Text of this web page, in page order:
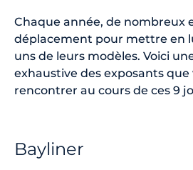
Chaque année, de nombreux
déplacement pour mettre en
uns de leurs modèles. Voici
exhaustive des exposants
rencontrer au cours de ces 9
Bayliner